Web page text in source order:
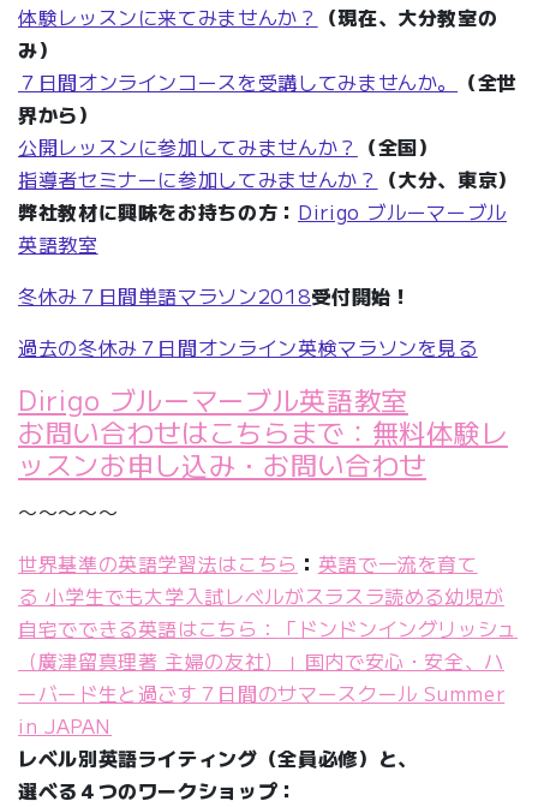
体験レッスンに来てみませんか？ （現在、大分教室の
み）
７日間オンラインコースを受講してみませんか。
（全世
界から）
公開レッスンに参加してみませんか？ （全国）
指導者セミナーに参加してみませんか？ （大分、東京）
弊社教材に興味をお持ちの方： Dirigo ブルーマーブル
英語教室
冬休み７日間単語マラソン2018受付開始！
過去の冬休み７日間オンライン英検マラソンを見る
Dirigo ブルーマーブル英語教室
お問い合わせはこちらまで：無料体験レ
ッスンお申し込み・お問い合わせ
〜〜〜〜〜
世界基準の英語学習法はこちら ： 英語で一流を育て
る 小学生でも大学入試レベルがスラスラ読める幼児が
自宅でできる英語はこちら：
「ドンドンイングリッシュ
（廣津留真理著 主婦の友社）」 国内で安心・安全、ハ
ーバード生と過ごす７日間のサマースクール Summer
in JAPAN
レベル別英語ライティング（全員必修）と、
選べる４つのワークショップ：